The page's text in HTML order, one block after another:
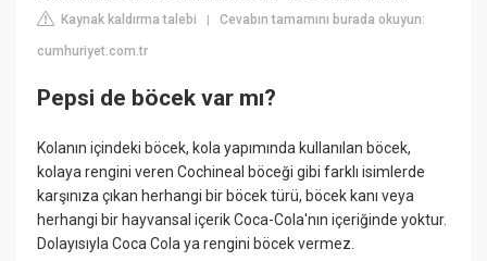
Kaynak kaldırma talebi |Cevabın tamamını burada okuyun:
cumhuriyet.com.tr
Pepsi de böcek var mı?
Kolanın içindeki böcek, kola yapımında kullanılan böcek,
kolaya rengini veren Cochineal böceği gibi farklı isimlerde
karşınıza çıkan herhangi bir böcek türü, böcek kanı veya
herhangi bir hayvansal içerik Coca-Cola'nın içeriğinde yoktur.
Dolayısıyla Coca Cola ya rengini böcek vermez.